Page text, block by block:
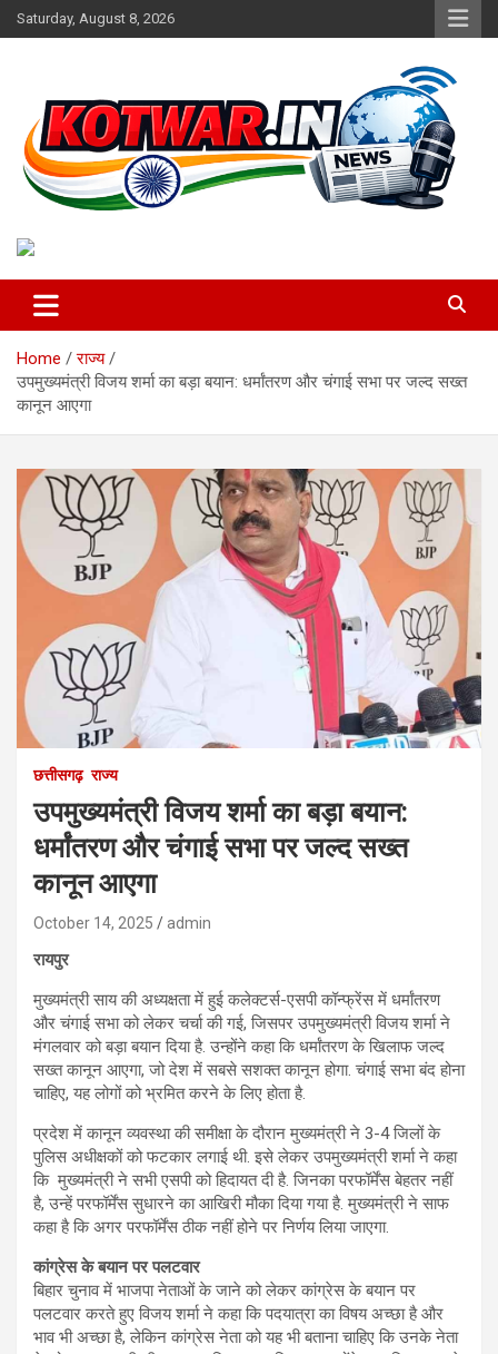
Skip
to
Saturday, August 8, 2026
kotwar.in
Home
राज्य
उपमुख्यमंत्री विजय शर्मा का बड़ा बयान: धर्मांतरण और चंगाई सभा पर जल्द सख्त
कानून आएगा
छत्तीसगढ़ राज्य
उपमुख्यमंत्री विजय शर्मा का बड़ा बयान:
धर्मांतरण और चंगाई सभा पर जल्द सख्त
कानून आएगा
October 14, 2025 admin
रायपुर
मुख्यमंत्री साय की अध्यक्षता में हुई कलेक्टर्स-एसपी कॉन्फ्रेंस में धर्मांतरण
और चंगाई सभा को लेकर चर्चा की गई, जिसपर उपमुख्यमंत्री विजय शर्मा ने
मंगलवार को बड़ा बयान दिया है. उन्होंने कहा कि धर्मांतरण के खिलाफ जल्द
सख्त कानून आएगा, जो देश में सबसे सशक्त कानून होगा. चंगाई सभा बंद होना
चाहिए, यह लोगों को भ्रमित करने के लिए होता है.
प्रदेश में कानून व्यवस्था की समीक्षा के दौरान मुख्यमंत्री ने 3-4 जिलों के
पुलिस अधीक्षकों को फटकार लगाई थी. इसे लेकर उपमुख्यमंत्री शर्मा ने कहा
कि मुख्यमंत्री ने सभी एसपी को हिदायत दी है. जिनका परफॉर्मेंस बेहतर नहीं
है, उन्हें परफॉर्मेंस सुधारने का आखिरी मौका दिया गया है. मुख्यमंत्री ने साफ
कहा है कि अगर परफॉर्मेंस ठीक नहीं होने पर निर्णय लिया जाएगा.
कांग्रेस के बयान पर पलटवार
बिहार चुनाव में भाजपा नेताओं के जाने को लेकर कांग्रेस के बयान पर
पलटवार करते हुए विजय शर्मा ने कहा कि पदयात्रा का विषय अच्छा है और
भाव भी अच्छा है, लेकिन कांग्रेस नेता को यह भी बताना चाहिए कि उनके नेता